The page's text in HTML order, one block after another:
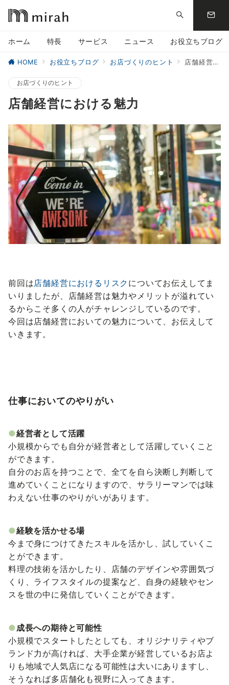
ホーム 特長 サービス ニュース お役立ちブログ
HOME お役立ちブログ お店づくりのヒント 店舗経営における魅力
お店づくりのヒント
店舗経営における魅力
前回は店舗経営におけるリスク についてお伝えしてま
いりましたが、店舗経営は魅力やメリットが溢れてい
るからこそ多くの人がチャレンジしているのです。
今回は店舗経営においての魅力について、お伝えして
いきます。
仕事においてのやりがい
●経営者として活躍
小規模からでも自分が経営者として活躍していくこと
ができます。
自分のお店を持つことで、全てを自ら決断し判断して
進めていくことになりますので、サラリーマンでは味
わえない仕事のやりがいがあります。
●経験を活かせる場
今まで身につけてきたスキルを活かし、試していくこ
とができます。
料理の技術を活かしたり、店舗のデザインや雰囲気づ
くり、ライフスタイルの提案など、自身の経験やセン
スを世の中に発信していくことができます。
● 成長への期待と可能性
小規模でスタートしたとしても、オリジナリティやブ
ランド力が高ければ、大手企業が経営しているお店よ
りも地域で人気店になる可能性は大いにありますし、
そうなれば多店舗化も視野に入ってきます。